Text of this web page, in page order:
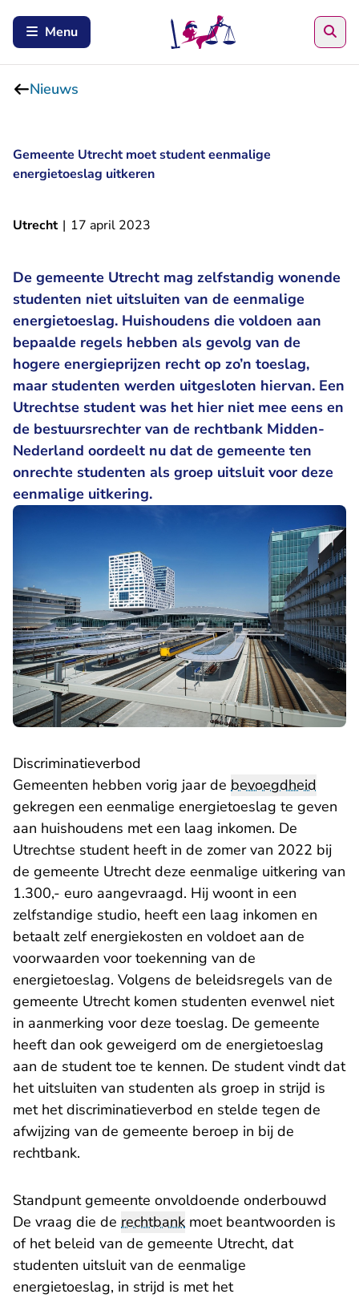
Menu
Nieuws
Gemeente Utrecht moet student eenmalige
energietoeslag uitkeren
Utrecht | 17 april 2023
De gemeente Utrecht mag zelfstandig wonende
studenten niet uitsluiten van de eenmalige
energietoeslag. Huishoudens die voldoen aan
bepaalde regels hebben als gevolg van de
hogere energieprijzen recht op zo’n toeslag,
maar studenten werden uitgesloten hiervan. Een
Utrechtse student was het hier niet mee eens en
de bestuursrechter van de rechtbank Midden-
Nederland oordeelt nu dat de gemeente ten
onrechte studenten als groep uitsluit voor deze
eenmalige uitkering.
Discriminatieverbod
Gemeenten hebben vorig jaar de bevoegdheid
gekregen een eenmalige energietoeslag te geven
aan huishoudens met een laag inkomen. De
Utrechtse student heeft in de zomer van 2022 bij
de gemeente Utrecht deze eenmalige uitkering van
1.300,- euro aangevraagd. Hij woont in een
zelfstandige studio, heeft een laag inkomen en
betaalt zelf energiekosten en voldoet aan de
voorwaarden voor toekenning van de
energietoeslag. Volgens de beleidsregels van de
gemeente Utrecht komen studenten evenwel niet
in aanmerking voor deze toeslag. De gemeente
heeft dan ook geweigerd om de energietoeslag
aan de student toe te kennen. De student vindt dat
het uitsluiten van studenten als groep in strijd is
met het discriminatieverbod en stelde tegen de
afwijzing van de gemeente beroep in bij de
rechtbank.
Standpunt gemeente onvoldoende onderbouwd
De vraag die de rechtbank moet beantwoorden is
of het beleid van de gemeente Utrecht, dat
studenten uitsluit van de eenmalige
energietoeslag, in strijd is met het